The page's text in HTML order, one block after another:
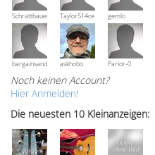
Schrattbauer Taylor514ce gemlo
bargainsandmoreaskhobo Parlor-0
Noch keinen Account?
Hier Anmelden!
Die neuesten 10 Kleinanzeigen: